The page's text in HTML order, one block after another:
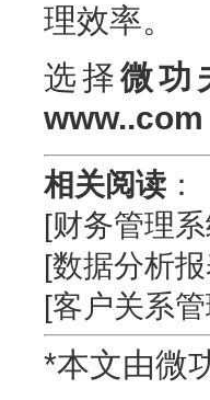
理效率。
选择微功
www..com
相关阅读 ：
[财务管理
[数据分析
[客户关系
*本文由微